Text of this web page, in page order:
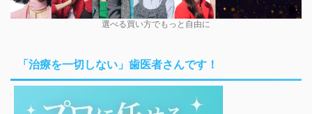
選べる買い方でもっと自由に
「治療を一切しない」歯医者さんです！